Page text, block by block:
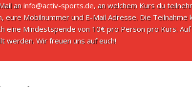
an info@activ-sports.de, an welchem Kurs du
eure Mobilnummer und E-Mail Adresse. Die Teilnahme
eine Mindestspende von 10€ pro Person pro Kurs. Auf
werden. Wir freuen uns auf euch!